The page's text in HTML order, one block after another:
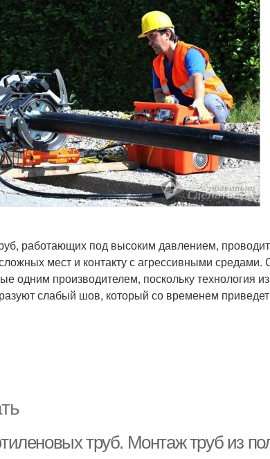
работающих под высоким давлением,
мест и контакту с агрессивными средами.
одним производителем, поскольку технология
слабый шов, который со временем
труб. Монтаж труб из